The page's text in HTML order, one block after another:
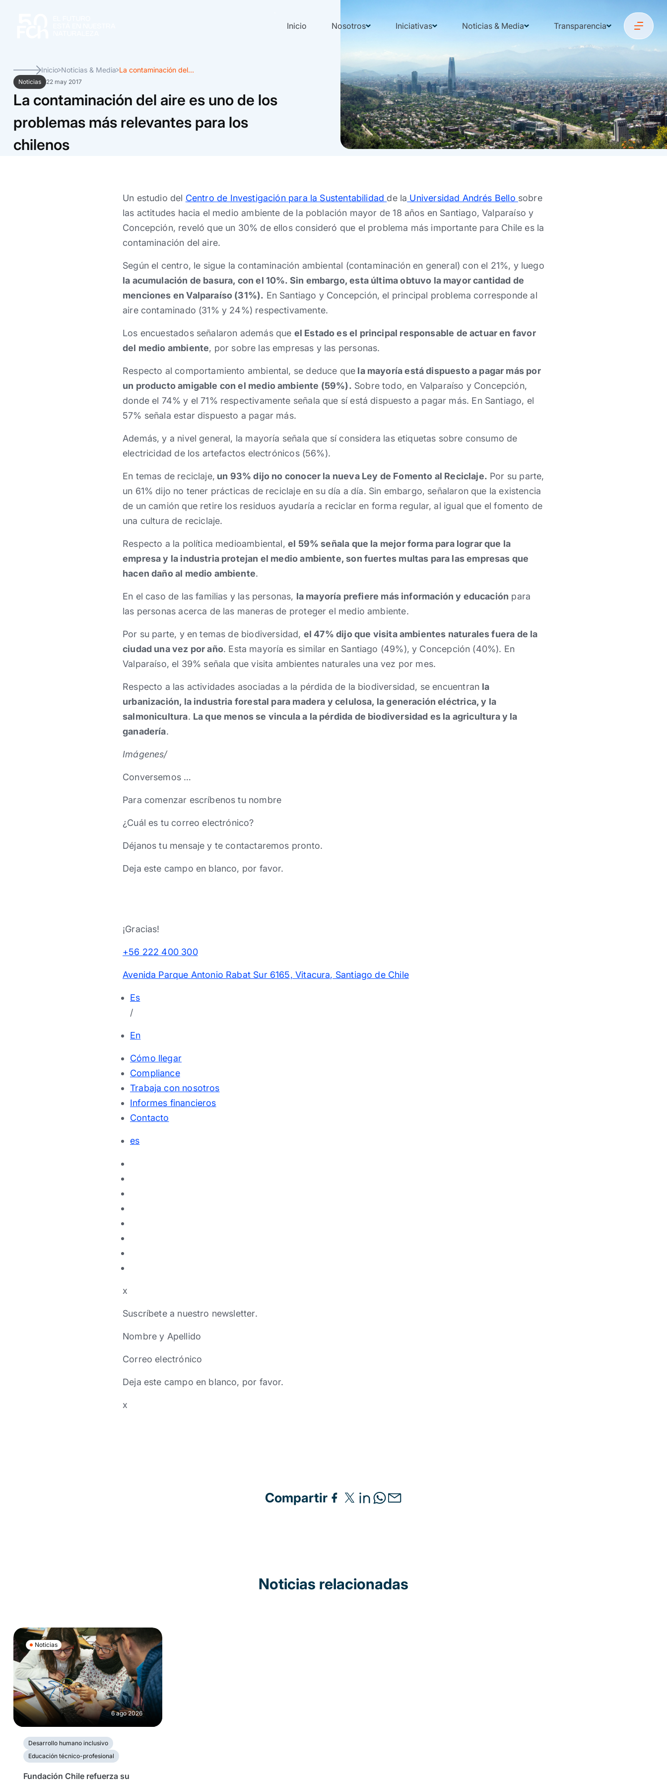
Inicio Nosotros Iniciativas Noticias & Media Transparencia
Inicio Noticias & Media La contaminación del...
Noticias 22 may 2017
La contaminación del aire es uno de los
problemas más relevantes para los
chilenos
Un estudio del Centro de Investigación para la Sustentabilidad de la Universidad Andrés Bello sobre
las actitudes hacia el medio ambiente de la población mayor de 18 años en Santiago, Valparaíso y
Concepción, reveló que un 30% de ellos consideró que el problema más importante para Chile es la
contaminación del aire.
Según el centro, le sigue la contaminación ambiental (contaminación en general) con el 21%, y luego
la acumulación de basura, con el 10%. Sin embargo, esta última obtuvo la mayor cantidad de
menciones en Valparaíso (31%). En Santiago y Concepción, el principal problema corresponde al
aire contaminado (31% y 24%) respectivamente.
Los encuestados señalaron además que el Estado es el principal responsable de actuar en favor
del medio ambiente, por sobre las empresas y las personas.
Respecto al comportamiento ambiental, se deduce que la mayoría está dispuesto a pagar más por
un producto amigable con el medio ambiente (59%). Sobre todo, en Valparaíso y Concepción,
donde el 74% y el 71% respectivamente señala que sí está dispuesto a pagar más. En Santiago, el
57% señala estar dispuesto a pagar más.
Además, y a nivel general, la mayoría señala que sí considera las etiquetas sobre consumo de
electricidad de los artefactos electrónicos (56%).
En temas de reciclaje, un 93% dijo no conocer la nueva Ley de Fomento al Reciclaje. Por su parte,
un 61% dijo no tener prácticas de reciclaje en su día a día. Sin embargo, señalaron que la existencia
de un camión que retire los residuos ayudaría a reciclar en forma regular, al igual que el fomento de
una cultura de reciclaje.
Respecto a la política medioambiental,el 59% señala que la mejor forma para lograr que la
empresa y la industria protejan el medio ambiente, son fuertes multas para las empresas que
hacen daño al medio ambiente.
En el caso de las familias y las personas, la mayoría prefiere más información y educación para
las personas acerca de las maneras de proteger el medio ambiente.
Por su parte, y en temas de biodiversidad, el 47% dijo que visita ambientes naturales fuera de la
ciudad una vez por año. Esta mayoría es similar en Santiago (49%), y Concepción (40%). En
Valparaíso, el 39% señala que visita ambientes naturales una vez por mes.
Respecto a las actividades asociadas a la pérdida de la biodiversidad, se encuentran la
urbanización, la industria forestal para madera y celulosa, la generación eléctrica, y la
salmonicultura. La que menos se vincula a la pérdida de biodiversidad es la agricultura y la
ganadería.
Imágenes/
Conversemos …
Para comenzar escríbenos tu nombre
¿Cuál es tu correo electrónico?
Déjanos tu mensaje y te contactaremos pronto.
Deja este campo en blanco, por favor.
¡Gracias!
+56 222 400 300
Avenida Parque Antonio Rabat Sur 6165, Vitacura, Santiago de Chile
Es
/
En
Cómo llegar
Compliance
Trabaja con nosotros
Informes financieros
Contacto
es
x
Suscríbete a nuestro newsletter.
Nombre y Apellido
Correo electrónico
Deja este campo en blanco, por favor.
x
Compartir
Noticias relacionadas
Noticias
6 ago 2026
Desarrollo humano inclusivo
Educación técnico-profesional
Fundación Chile refuerza su